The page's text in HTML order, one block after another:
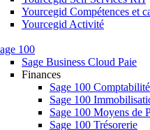
Yourcegid Compétences et
Yourcegid Activité
100
Sage Business Cloud Paie
Finances
Sage 100 Comptabilité
Sage 100
Sage 100 Moyens de
Sage 100 Trésorerie